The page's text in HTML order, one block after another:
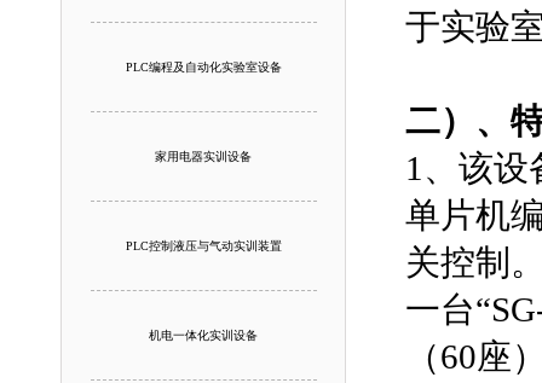
PLC编程及自动化实验室设备
家用电器实训设备
PLC控制液压与气动实训装置
机电一体化实训设备
于实验
二）、
1、该设
单片机
关控制
一台
（60座